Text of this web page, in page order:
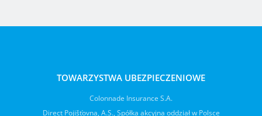
TOWARZYSTWA UBEZPIECZENIOWE
Colonnade Insurance S.A.
Direct Pojišťovna, A.S., Spółka akcyjna oddział w Polsce